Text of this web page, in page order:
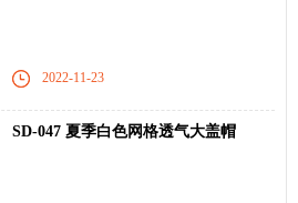
2022-11-23
SD-047 夏季白色网格透气大盖帽